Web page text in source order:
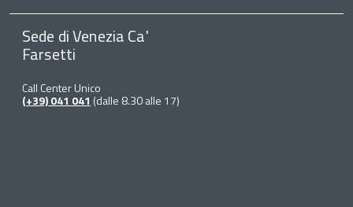
Sede di Venezia Ca'
Farsetti
Call Center Unico
(+39) 041 041 (dalle 8.30 alle 17)